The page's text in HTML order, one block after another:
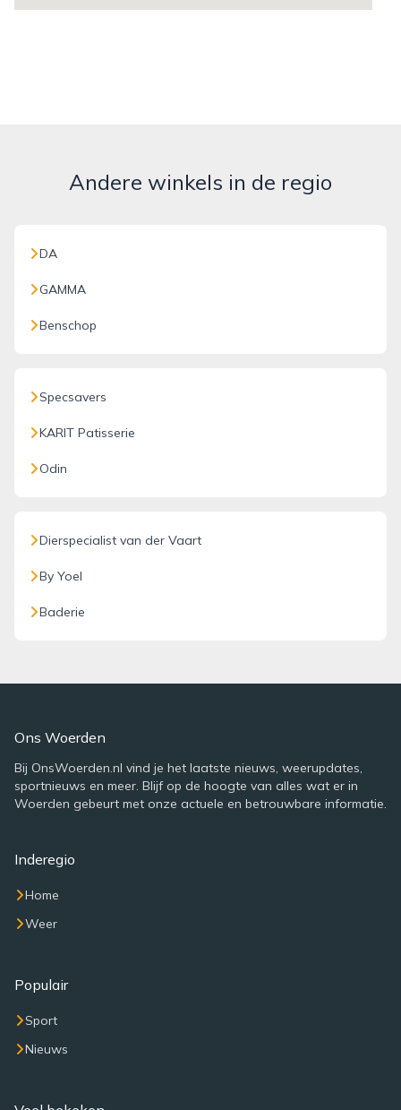
Andere winkels in de regio
DA
GAMMA
Benschop
Specsavers
KARIT Patisserie
Odin
Dierspecialist van der Vaart
By Yoel
Baderie
Ons Woerden
Bij OnsWoerden.nl vind je het laatste nieuws, weerupdates,
sportnieuws en meer. Blijf op de hoogte van alles wat er in
Woerden gebeurt met onze actuele en betrouwbare informatie.
Inderegio
Home
Weer
Populair
Sport
Nieuws